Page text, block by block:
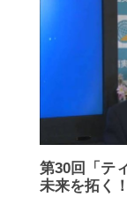
第30回「テ
未来を拓く！